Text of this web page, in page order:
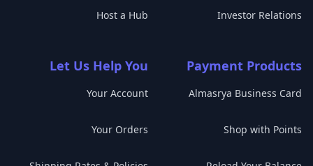
Investor Relations
Host a Hub
Payment Products
Almasrya Business Card
Shop with Points
Let Us Help You
Your Account
Your Orders